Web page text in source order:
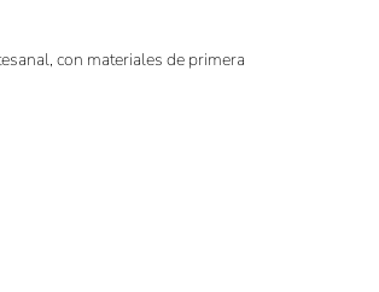
con materiales de primera